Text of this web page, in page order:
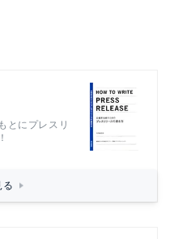
とにプレスリ
る